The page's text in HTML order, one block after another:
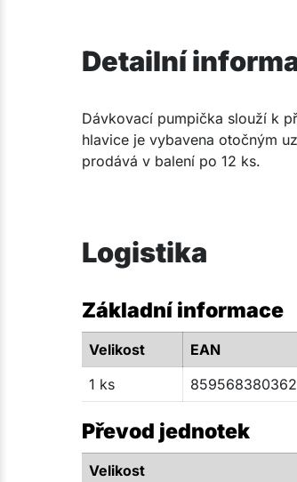
Detailní
Dávkovací pumpička slouží k
hlavice je vybavena otočným
prodává v balení po 12 ks.​
Logistika
Základní informace
Velikost EAN
1 ks
Převod jednotek
Velikost